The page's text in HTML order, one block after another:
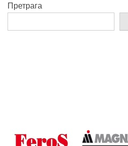
Претрага